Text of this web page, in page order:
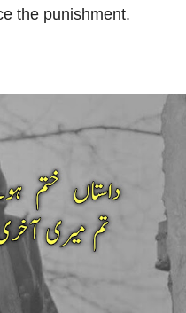
the punishment.